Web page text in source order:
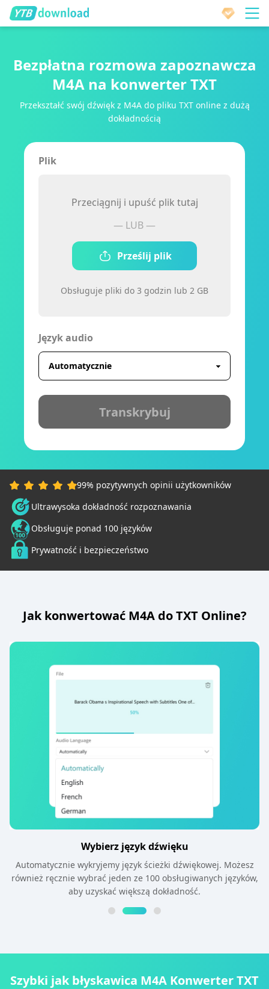
Bezpłatna rozmowa zapoznawcza
M4A na konwerter TXT
Przekształć swój dźwięk z M4A do pliku TXT online z dużą
dokładnością
Plik
Przeciągnij i upuść plik tutaj
— LUB —
Prześlij plik
Obsługuje pliki do 3 godzin lub 2 GB
Język audio
Transkrybuj
99% pozytywnych opinii użytkowników
Ultrawysoka dokładność rozpoznawania
Obsługuje ponad 100 języków
Prywatność i bezpieczeństwo
Jak konwertować M4A do TXT Online?
Wybierz język dźwięku
Automatycznie wykryjemy język ścieżki dźwiękowej. Możesz
również ręcznie wybrać jeden ze 100 obsługiwanych języków,
aby uzyskać większą dokładność.
Szybki jak błyskawica M4A Konwerter TXT